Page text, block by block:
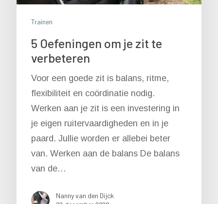
Trainen
5 Oefeningen om je zit te
verbeteren
Voor een goede zit is balans, ritme,
flexibiliteit en coördinatie nodig.
Werken aan je zit is een investering in
je eigen ruitervaardigheden en in je
paard. Jullie worden er allebei beter
van. Werken aan de balans De balans
van de…
Nanny van den Dijck